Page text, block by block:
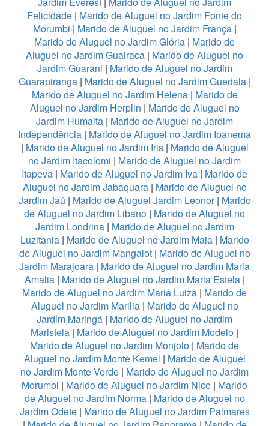
Felicidade | Marido de Aluguel no Jardim Fonte do
Morumbi | Marido de Aluguel no Jardim França|
Marido de Aluguel no Jardim Glória | Marido de
Aluguel no Jardim Guairaca | Marido de Aluguel no
Jardim Guarani | Marido de Aluguel no Jardim
Guarapiranga| Marido de Aluguel no Jardim Guedala|
Marido de Aluguel no Jardim Helena| Marido de
Aluguel no Jardim Herplin | Marido de Aluguel no
Jardim Humaita | Marido de Aluguel no Jardim
Independência | Marido de Aluguel no Jardim Ipanema
| Marido de Aluguel no Jardim Iris| Marido de Aluguel
no Jardim Itacolomi | Marido de Aluguel no Jardim
Itapeva | Marido de Aluguel no Jardim Iva | Marido de
Aluguel no Jardim Jabaquara| Marido de Aluguel no
Jardim Jaú | Marido de Aluguel Jardim Leonor| Marido
de Aluguel no Jardim Libano | Marido de Aluguel no
Jardim Londrina| Marido de Aluguel no Jardim
Luzitania| Marido de Aluguel no Jardim Maia| Marido
de Aluguel no Jardim Mangalot| Marido de Aluguel no
Jardim Marajoara | Marido de Aluguel no Jardim Maria
Amalia| Marido de Aluguel no Jardim Maria Estela|
Marido de Aluguel no Jardim Maria Luiza | Marido de
Aluguel no Jardim Marilia| Marido de Aluguel no
Jardim Maringá | Marido de Aluguel no Jardim
Maristela | Marido de Aluguel no Jardim Modelo |
Marido de Aluguel no Jardim Monjolo | Marido de
Aluguel no Jardim Monte Kemel | Marido de Aluguel
no Jardim Monte Verde | Marido de Aluguel no Jardim
Morumbi | Marido de Aluguel no Jardim Nice | Marido
de Aluguel no Jardim Norma| Marido de Aluguel no
Jardim Odete| Marido de Aluguel no Jardim Palmares